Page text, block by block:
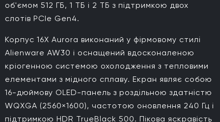
об'ємом 512 ГБ, 1 ТБ і 2 ТБ з підтримкою двох
слотів PCIe Gen4.
Корпус 16X Aurora виконаний у фірмовому стилі
Alienware AW30 і оснащений вдосконаленою
кріогенною системою охолодження з тепловими
елементами з мідного сплаву. Екран являє собою
16-дюймову OLED-панель з роздільною здатністю
WQXGA (2560×1600), частотою оновлення 240 Гц і
підтримкою HDR TrueBlack 500. Пікова яскравість